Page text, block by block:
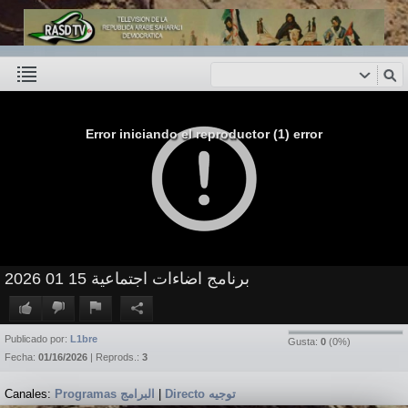
Error iniciando el reproductor (1) error
برنامج اضاءات اجتماعية 15 01 2026
Gusta: 0 (0%)
Publicado por: L1bre
Fecha: 01/16/2026 | Reprods.: 3
Canales: Programas البرامج Directo توجيه